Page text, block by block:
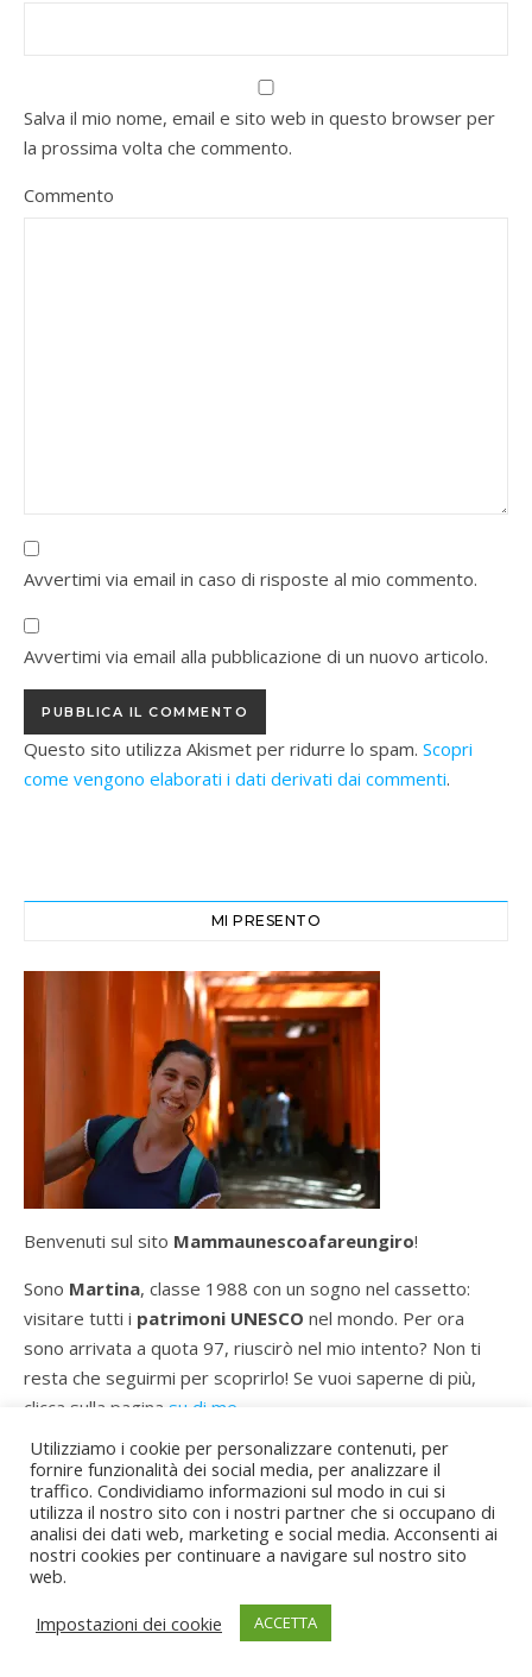
Salva il mio nome, email e sito web in questo browser per
la prossima volta che commento.
Commento
Avvertimi via email in caso di risposte al mio commento.
Avvertimi via email alla pubblicazione di un nuovo articolo.
Questo sito utilizza Akismet per ridurre lo spam. Scopri
come vengono elaborati i dati derivati dai commenti.
MI PRESENTO
Benvenuti sul sito Mammaunescoafareungiro!
Sono Martina, classe 1988 con un sogno nel cassetto:
visitare tutti i patrimoni UNESCO nel mondo. Per ora
sono arrivata a quota 97, riuscirò nel mio intento? Non ti
resta che seguirmi per scoprirlo! Se vuoi saperne di più,
clicca sulla pagina su di me
Se vuoi collaborare con me, dai un’occhiata alla sezione
collaborazioni e contatti.
Puoi seguirmi anche sui social: qui trovi la mia pagina
facebookeinstagram.
Caminante no hay camino, se hace camino al andar…
Utilizziamo i cookie per personalizzare contenuti, per
fornire funzionalità dei social media, per analizzare il
traffico. Condividiamo informazioni sul modo in cui si
utilizza il nostro sito con i nostri partner che si occupano di
analisi dei dati web, marketing e social media. Acconsenti ai
nostri cookies per continuare a navigare sul nostro sito
web.
Impostazioni dei cookie
ACCETTA